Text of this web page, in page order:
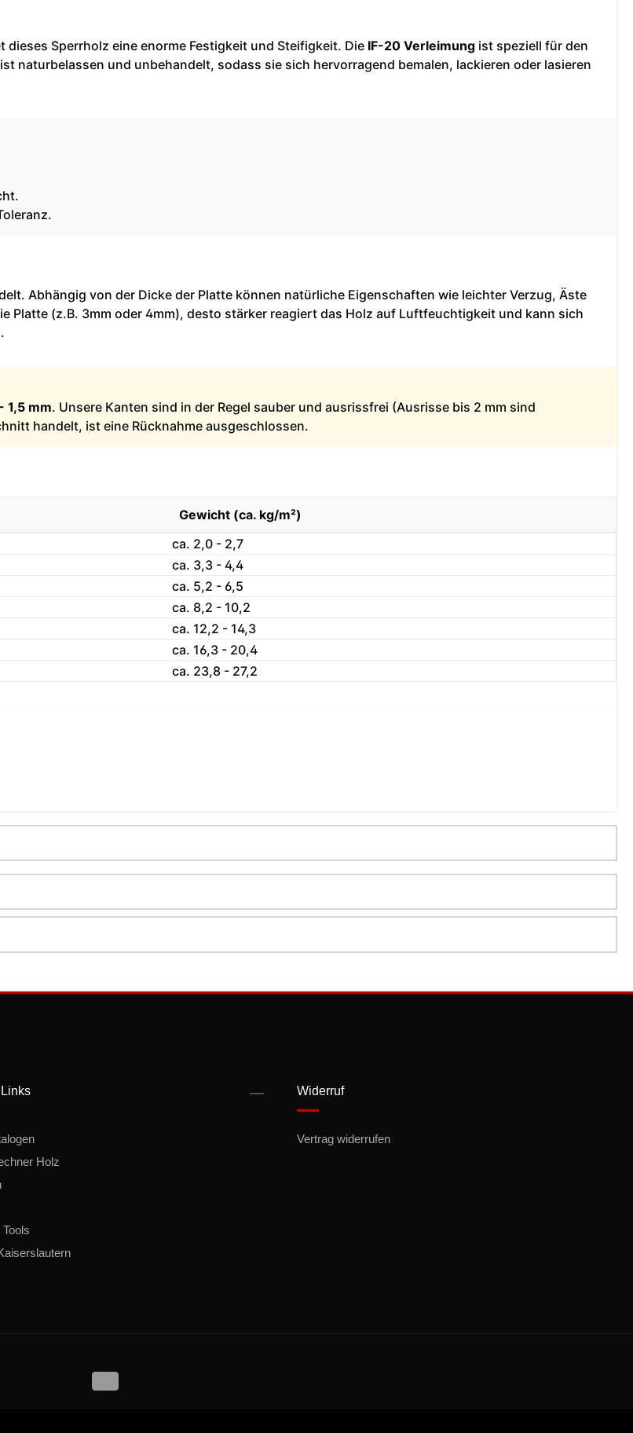
Sperrholz eine enorme Festigkeit und Steifigkeit. Die IF-20 Verleimung ist speziell für den
naturbelassen und unbehandelt, sodass sie sich hervorragend bemalen, lackieren oder lasieren
Abhängig von der Dicke der Platte können natürliche Eigenschaften wie leichter Verzug, Äste
Platte (z.B. 3mm oder 4mm), desto stärker reagiert das Holz auf Luftfeuchtigkeit und kann sich
1,5 mm. Unsere Kanten sind in der Regel sauber und ausrissfrei (Ausrisse bis 2 mm sind
handelt, ist eine Rücknahme ausgeschlossen.
Gewicht (ca. kg/m²)
ca. 2,0 - 2,7
ca. 3,3 - 4,4
ca. 5,2 - 6,5
ca. 8,2 - 10,2
ca. 12,2 - 14,3
ca. 16,3 - 20,4
ca. 23,8 - 27,2
Holz
Widerruf
Vertrag widerrufen